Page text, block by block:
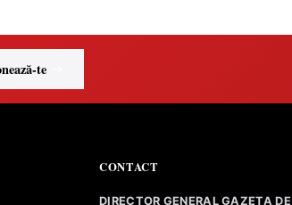
te
CONTACT
DIRECTOR GENERAL GAZETA